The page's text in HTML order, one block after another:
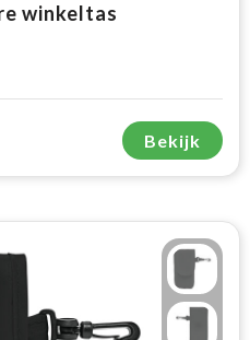
winkeltas
Bekijk